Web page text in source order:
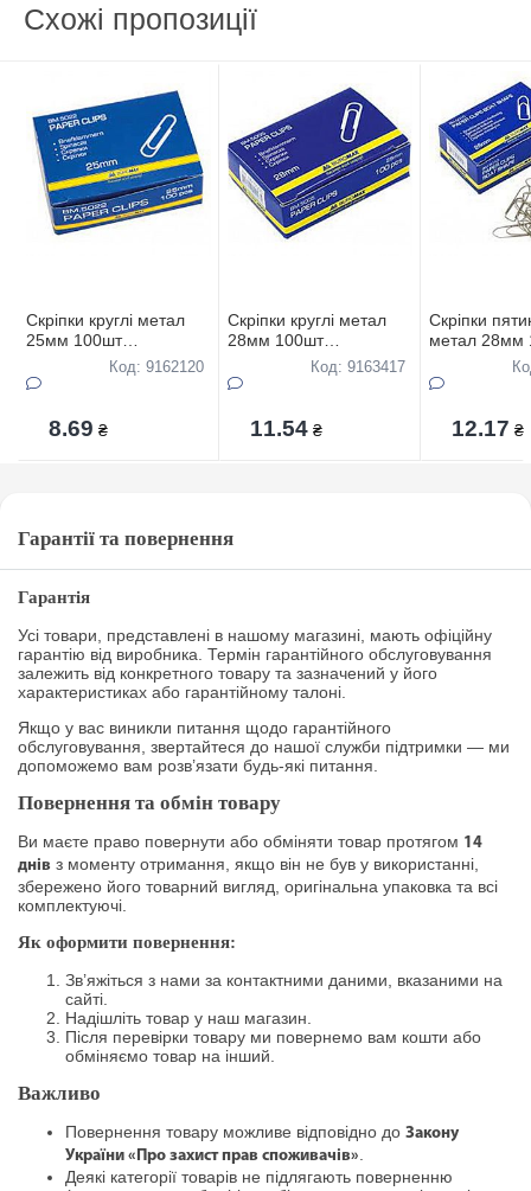
Схожі пропозиції
Скріпки круглі метал
25мм 100шт
"BUROMAX"Код: 9162120
8.69 ₴
Скріпки круглі метал
28мм 100шт
"BUROMAX"Код: 9163417
11.54 ₴
Скріпки
метал 28мм
"BUROMAX"
12.17 ₴
Гарантії та повернення
Гарантія
Усі товари, представлені в нашому магазині, мають офіційну
гарантію від виробника. Термін гарантійного обслуговування
залежить від конкретного товару та зазначений у його
характеристиках або гарантійному талоні.
Якщо у вас виникли питання щодо гарантійного
обслуговування, звертайтеся до нашої служби підтримки — ми
допоможемо вам розв’язати будь-які питання.
Повернення та обмін товару
Ви маєте право повернути або обміняти товар протягом 14
днів з моменту отримання, якщо він не був у використанні,
збережено його товарний вигляд, оригінальна упаковка та всі
комплектуючі.
Як оформити повернення:
Зв’яжіться з нами за контактними даними, вказаними на
сайті.
Надішліть товар у наш магазин.
Після перевірки товару ми повернемо вам кошти або
обміняємо товар на інший.
Важливо
Повернення товару можливе відповідно до Закону
України «Про захист прав споживачів».
Деякі категорії товарів не підлягають поверненню